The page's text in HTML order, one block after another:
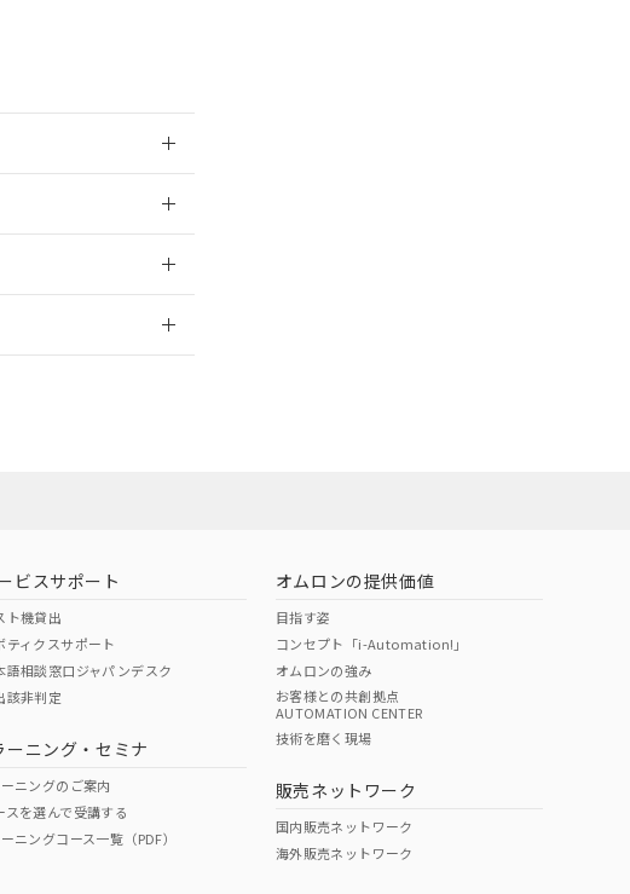
O O
証/適合状況ページへ
からご検索ください
ビスサポート
ト機貸出
ティクスサポート
語相談窓口ジャパンデスク
該非判定
ーニング・セミナ
ニングのご案内
スを選んで受講する
ニングコース一覧（PDF）
オムロンの提供価値
目指す姿
コンセプト「i-Automation!」
オムロンの強み
お客様との共創拠点
AUTOMATION CENTER
技術を磨く現場
販売ネットワーク
国内販売ネットワーク
海外販売ネットワーク